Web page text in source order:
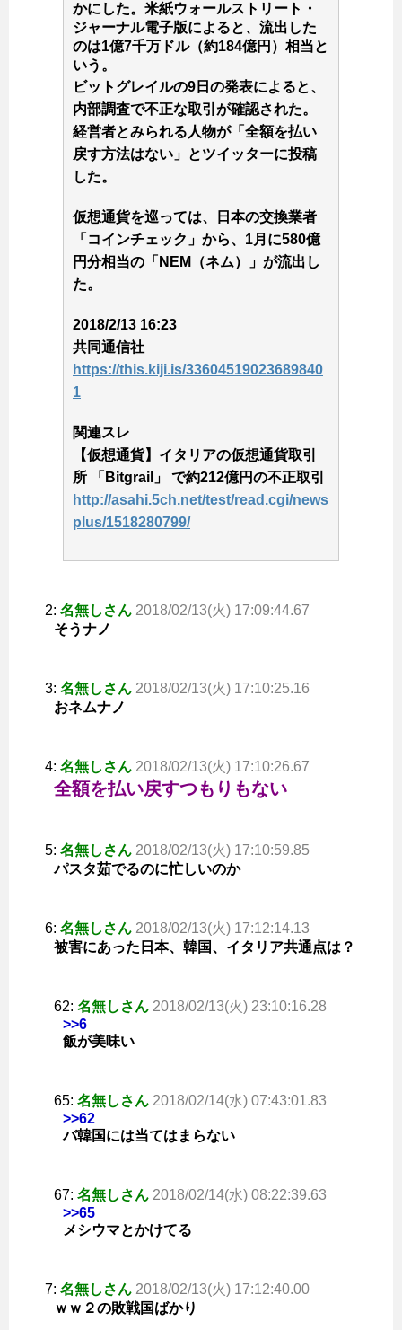
かにした。米紙ウォールストリート・
ジャーナル電子版によると、流出した
のは1億7千万ドル（約184億円）相当と
いう。
ビットグレイルの9日の発表によると、
内部調査で不正な取引が確認された。
経営者とみられる人物が「全額を払い
戻す方法はない」とツイッターに投稿
した。
仮想通貨を巡っては、日本の交換業者
「コインチェック」から、1月に580億
円分相当の「NEM（ネム）」が流出し
た。
2018/2/13 16:23
共同通信社
https://this.kiji.is/33604519023689840
1
関連スレ
【仮想通貨】イタリアの仮想通貨取引
所 「Bitgrail」 で約212億円の不正取引
http://asahi.5ch.net/test/read.cgi/news
plus/1518280799/
2: 名無しさん 2018/02/13(火) 17:09:44.67
そうナノ
3: 名無しさん 2018/02/13(火) 17:10:25.16
おネムナノ
4: 名無しさん 2018/02/13(火) 17:10:26.67
全額を払い戻すつもりもない
5: 名無しさん 2018/02/13(火) 17:10:59.85
パスタ茹でるのに忙しいのか
6: 名無しさん 2018/02/13(火) 17:12:14.13
被害にあった日本、韓国、イタリア共通点は？
62: 名無しさん 2018/02/13(火) 23:10:16.28
>>6
飯が美味い
65: 名無しさん 2018/02/14(水) 07:43:01.83
>>62
バ韓国には当てはまらない
67: 名無しさん 2018/02/14(水) 08:22:39.63
>>65
メシウマとかけてる
7: 名無しさん 2018/02/13(火) 17:12:40.00
ｗｗ２の敗戦国ばかり